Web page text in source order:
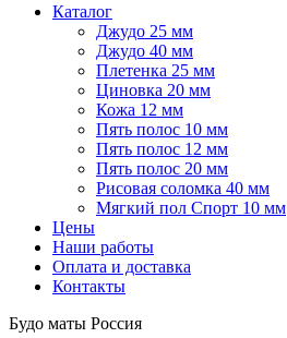
Каталог
Джудо 25 мм
Джудо 40 мм
Плетенка 25 мм
Циновка 20 мм
Кожа 12 мм
Пять полос 10 мм
Пять полос 12 мм
Пять полос 20 мм
Рисовая соломка 40 мм
Мягкий пол Спорт 10 мм
Цены
Наши работы
Оплата и доставка
Контакты
Будо маты Россия